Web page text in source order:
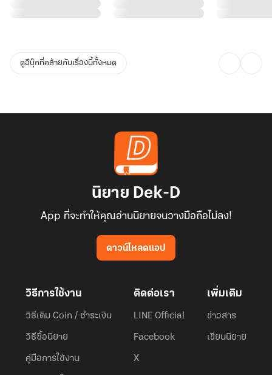
ดูอีบุ๊กที่คล้ายกับเรื่องนี้ทั้งหมด
นิยาย Dek-D
App ที่จะทำให้คุณอ่านนิยายจนวางมือถือไม่ลง!
ดาวน์โหลดแอป
วิธีการใช้งาน
วิธีเติม Coin / ชำระเงิน
วิธีซื้อนิยาย
คู่มือการใช้งาน
ติดต่อเรา
LINE Official
Facebook
X
เพิ่มเติม
ข่าวสาร
เขียนนิยาย